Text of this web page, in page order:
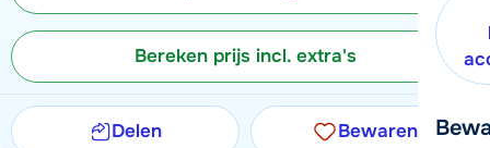
Bereken prijs incl. extra's
Delen Bewaren